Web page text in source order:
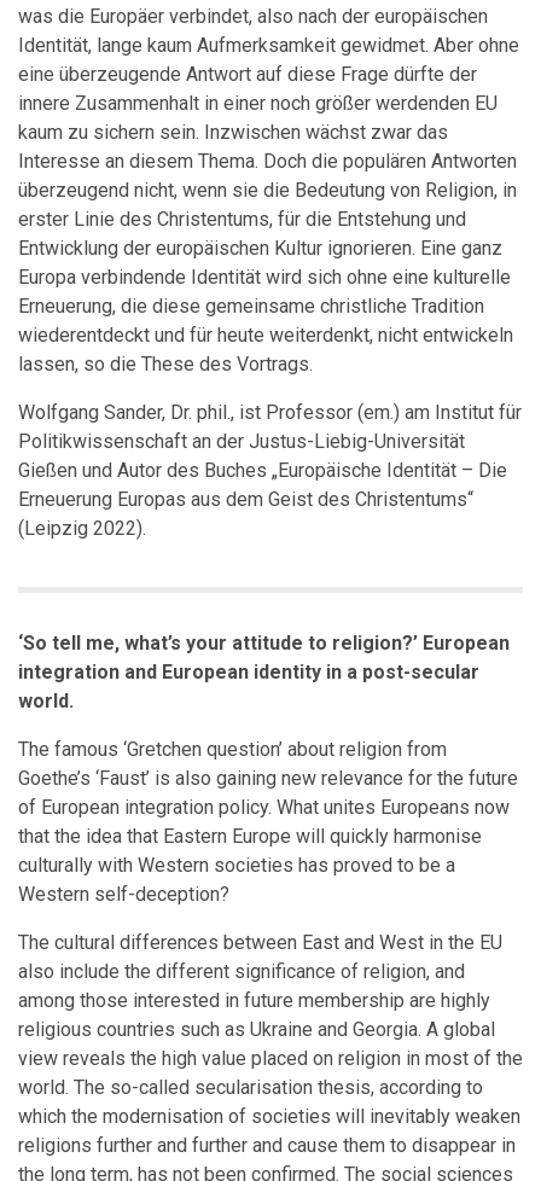
was die Europäer verbindet, also nach der europäischen
Identität, lange kaum Aufmerksamkeit gewidmet. Aber ohne
eine überzeugende Antwort auf diese Frage dürfte der
innere Zusammenhalt in einer noch größer werdenden EU
kaum zu sichern sein. Inzwischen wächst zwar das
Interesse an diesem Thema. Doch die populären Antworten
überzeugend nicht, wenn sie die Bedeutung von Religion, in
erster Linie des Christentums, für die Entstehung und
Entwicklung der europäischen Kultur ignorieren. Eine ganz
Europa verbindende Identität wird sich ohne eine kulturelle
Erneuerung, die diese gemeinsame christliche Tradition
wiederentdeckt und für heute weiterdenkt, nicht entwickeln
lassen, so die These des Vortrags.
Wolfgang Sander, Dr. phil., ist Professor (em.) am Institut für
Politikwissenschaft an der Justus-Liebig-Universität
Gießen und Autor des Buches „Europäische Identität – Die
Erneuerung Europas aus dem Geist des Christentums“
(Leipzig 2022).
‘So tell me, what’s your attitude to religion?’ European
integration and European identity in a post-secular
world.
The famous ‘Gretchen question’ about religion from
Goethe’s ‘Faust’ is also gaining new relevance for the future
of European integration policy. What unites Europeans now
that the idea that Eastern Europe will quickly harmonise
culturally with Western societies has proved to be a
Western self-deception?
The cultural differences between East and West in the EU
also include the different significance of religion, and
among those interested in future membership are highly
religious countries such as Ukraine and Georgia. A global
view reveals the high value placed on religion in most of the
world. The so-called secularisation thesis, according to
which the modernisation of societies will inevitably weaken
religions further and further and cause them to disappear in
the long term, has not been confirmed. The social sciences